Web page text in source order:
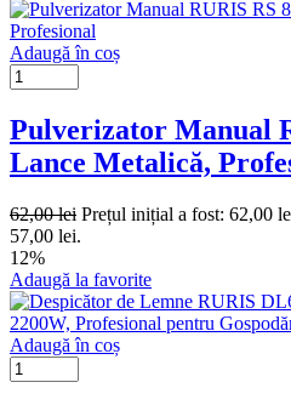
Adaugă în coș
Pulverizator Manual
Lance Metalică,
62,00lei Prețul inițial a fost: 62,00
57,00 lei.
12%
Adaugă la favorite
Adaugă în coș